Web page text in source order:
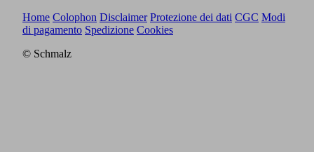
Home Colophon Disclaimer Protezione dei dati CGC Modi
di pagamento Spedizione Cookies
© Schmalz